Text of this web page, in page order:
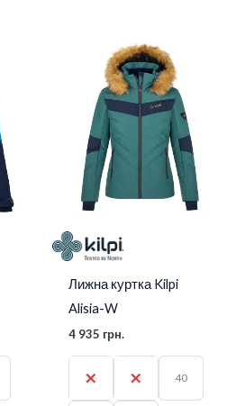
Лижна куртка Kilpi
Alisia-W
4 935 грн.
36 38 40